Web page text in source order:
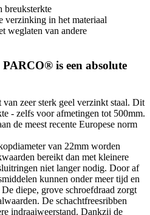
breuksterkte
verzinking in het materiaal
weglaten van andere
is een absolute
zeer sterk geel verzinkt staal. Dit
- zelfs voor afmetingen tot 500mm.
de meest recente Europese norm
van 22mm worden
bereikt dan met kleinere
niet langer nodig. Door af
kunnen onder meer tijd en
diepe, grove schroefdraad zorgt
De schachtfreesribben
indraaiweerstand. Dankzij de